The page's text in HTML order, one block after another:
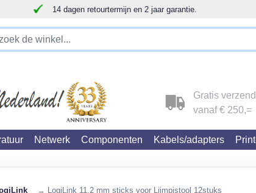
2 jaar garantie.
!!!!! LET OP!!! WIJ ZIJN VERHUISD !!!!!
Gratis
vanaf € 250,=
Netwerk Componenten Kabels/adapters
→ LogiLink 11,2 mm sticks voor Lijmpistool 12stuks